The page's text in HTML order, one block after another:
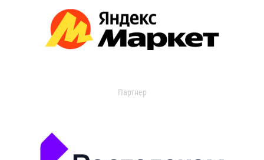
Партнер